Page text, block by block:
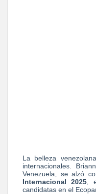
La belleza
internacionales.
Venezuela, se alzó
Internacional 2025 ,
candidatas en el